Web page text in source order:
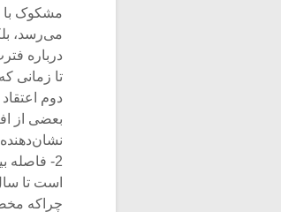
مشکوک با
درباره
دوم
چراکه